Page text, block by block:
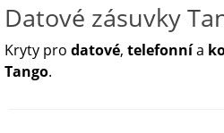
Datové zásuvky
Kryty pro datové, telefonnía
Tango.